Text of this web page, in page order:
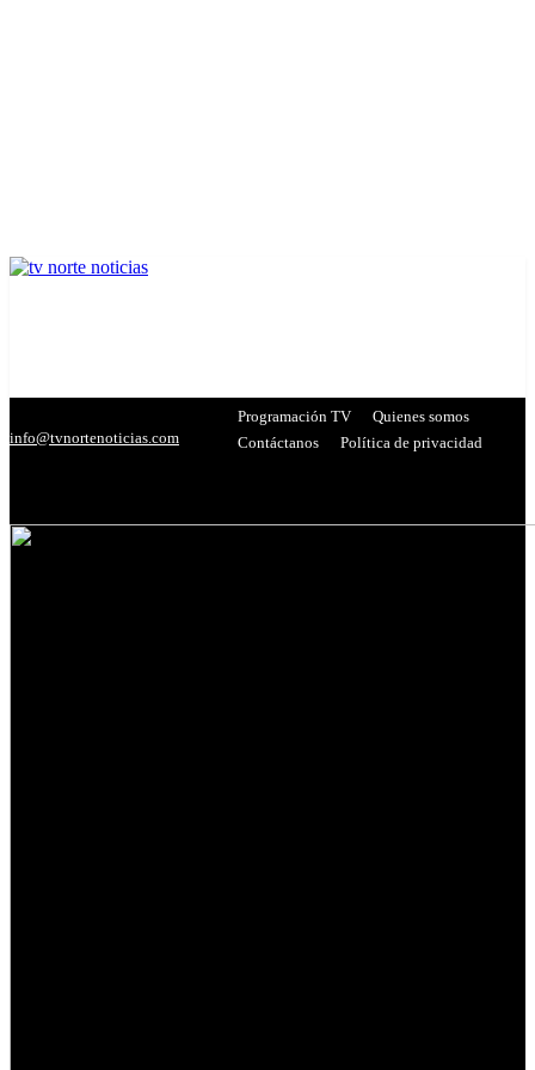
info@tvnortenoticias.com
Programación TV
Quienes somos
Contáctanos
Política de privacidad